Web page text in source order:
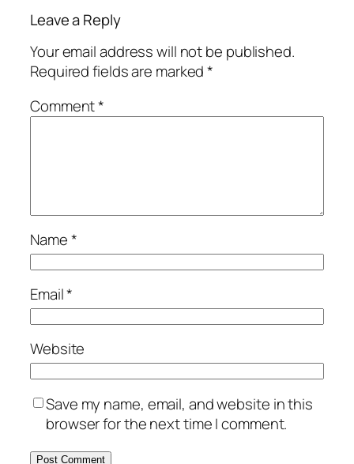
Leave a Reply
Your email address will not be published.
Required fields are marked*
Comment*
Name*
Email*
Website
Save my name, email, and website in this
browser for the next time I comment.